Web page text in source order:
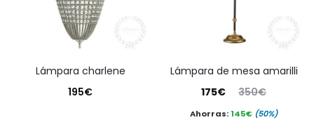
lámpara charlene
195€
lámpara de mesa amarilli
350€
El
precio
175€
El
precioAhorras:145€ (50%)